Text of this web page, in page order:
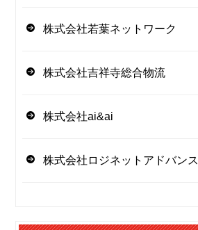
株式会社若葉ネットワーク
株式会社吉祥寺総合物流
株式会社ai&ai
株式会社ロジネットアドバンス